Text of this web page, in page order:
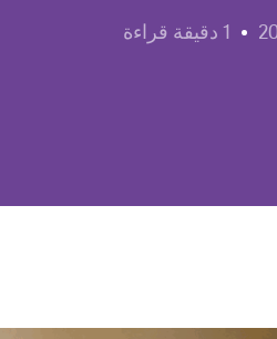
1 دقيقة قراءة